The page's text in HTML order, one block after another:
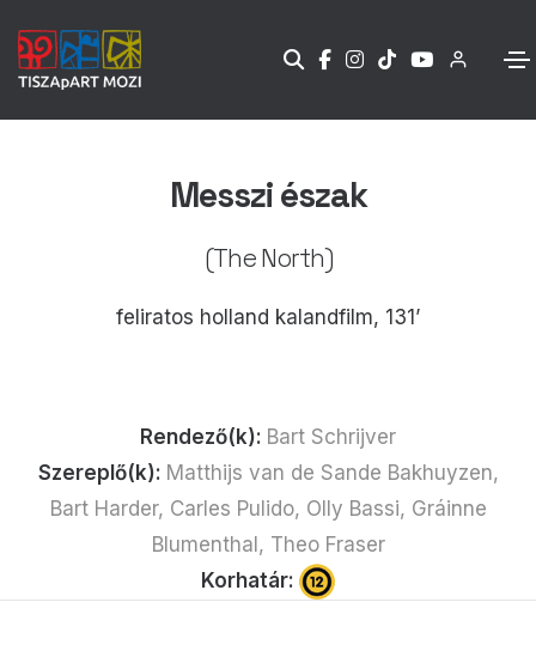
Messzi észak
(The North)
feliratos holland kalandfilm, 131’
Rendező(k): Bart Schrijver
Szereplő(k): Matthijs van de Sande Bakhuyzen,
Bart Harder, Carles Pulido, Olly Bassi, Gráinne
Blumenthal, Theo Fraser
Korhatár: